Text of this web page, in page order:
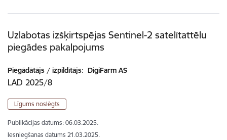
Uzlabotas izšķirtspējas Sentinel-2 satelītattēlu
piegādes pakalpojums
Piegādātājs / izpildītājs: DigiFarm AS
LAD 2025/8
Līgums noslēgts
Publikācijas datums: 06.03.2025.
Iesniegšanas datums 21.03.2025.